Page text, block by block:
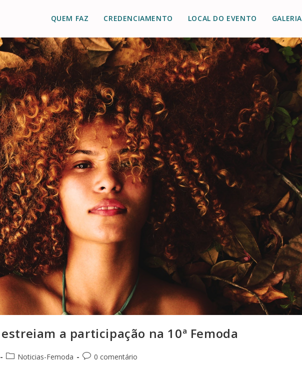
QUEM FAZ CREDENCIAMENTO LOCAL DO EVENTO GALERIA
a participação na 10ª Femoda
Noticias-Femoda 0 comentário